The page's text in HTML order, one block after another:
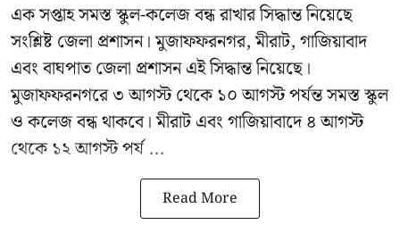
এক সপ্তাহ সমস্ত স্কুল-কলেজ বন্ধ রাখার সিদ্ধান্ত নিয়েছে
সংশ্লিষ্ট জেলা প্রশাসন। মুজাফফরনগর, মীরাট, গাজিয়াবাদ
এবং বাঘপাত জেলা প্রশাসন এই সিদ্ধান্ত নিয়েছে।
মুজাফফরনগরে ৩ আগস্ট থেকে ১০ আগস্ট পর্যন্ত সমস্ত স্কুল
ও কলেজ বন্ধ থাকবে। মীরাট এবং গাজিয়াবাদে ৪ আগস্ট
থেকে ১২ আগস্ট পর্য ...
Read More